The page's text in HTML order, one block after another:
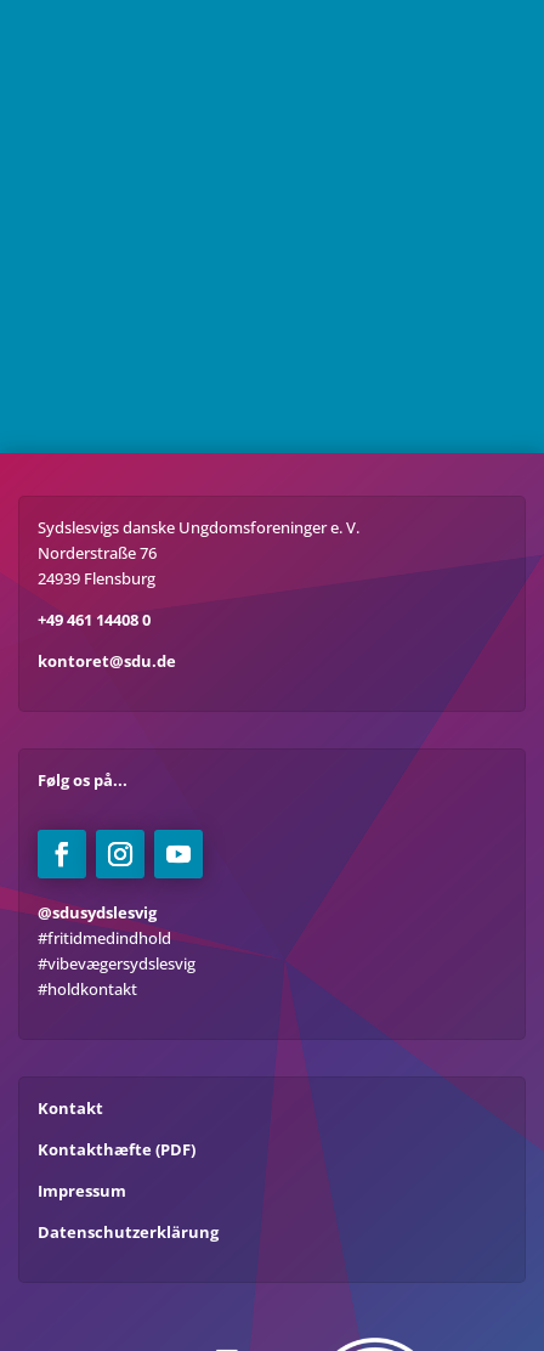
Sydslesvigs danske Ungdomsforeninger e. V.
Norderstraße 76
24939 Flensburg
+49 461 14408 0
kontoret@sdu.de
Følg os på...
@sdusydslesvig
#fritidmedindhold
#vibevægersydslesvig
#holdkontakt
Kontakt
Kontakthæfte (PDF)
Impressum
Datenschutzerklärung